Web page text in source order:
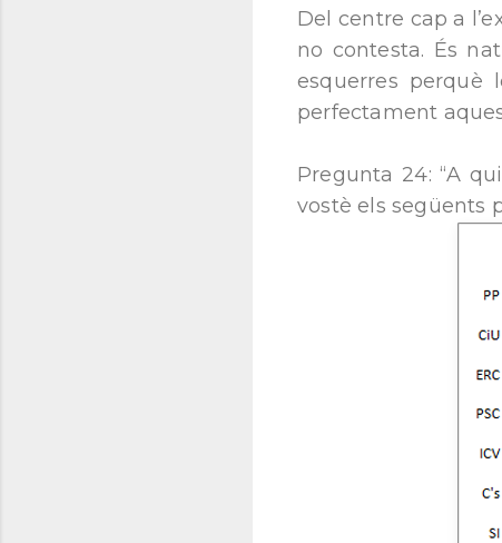
Del centre cap a
no contesta. És
esquerres perquè
perfectament
Pregunta 24: “A
vostè els següents